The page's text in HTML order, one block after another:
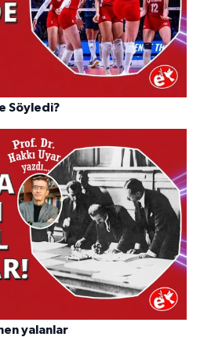
Söyledi?
yalanlar